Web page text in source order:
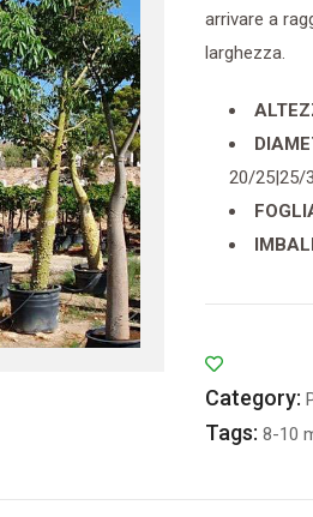
arrivare a
larghezza.
20/25|25/
Category:
Tags: 8-10